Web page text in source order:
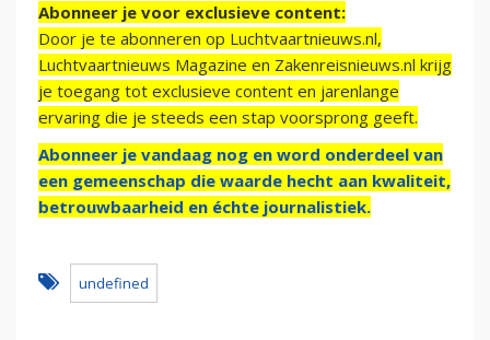
Abonneer je voor exclusieve content:
Door je te abonneren op Luchtvaartnieuws.nl,
Luchtvaartnieuws Magazine en Zakenreisnieuws.nl krijg
je toegang tot exclusieve content en jarenlange
ervaring die je steeds een stap voorsprong geeft.
Abonneer je vandaag nog en word onderdeel van
een gemeenschap die waarde hecht aan kwaliteit,
betrouwbaarheid en échte journalistiek.
undefined